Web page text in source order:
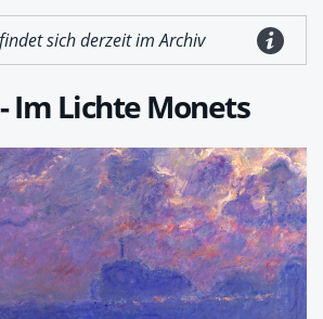
sich derzeit im Archiv
Im Lichte Monets